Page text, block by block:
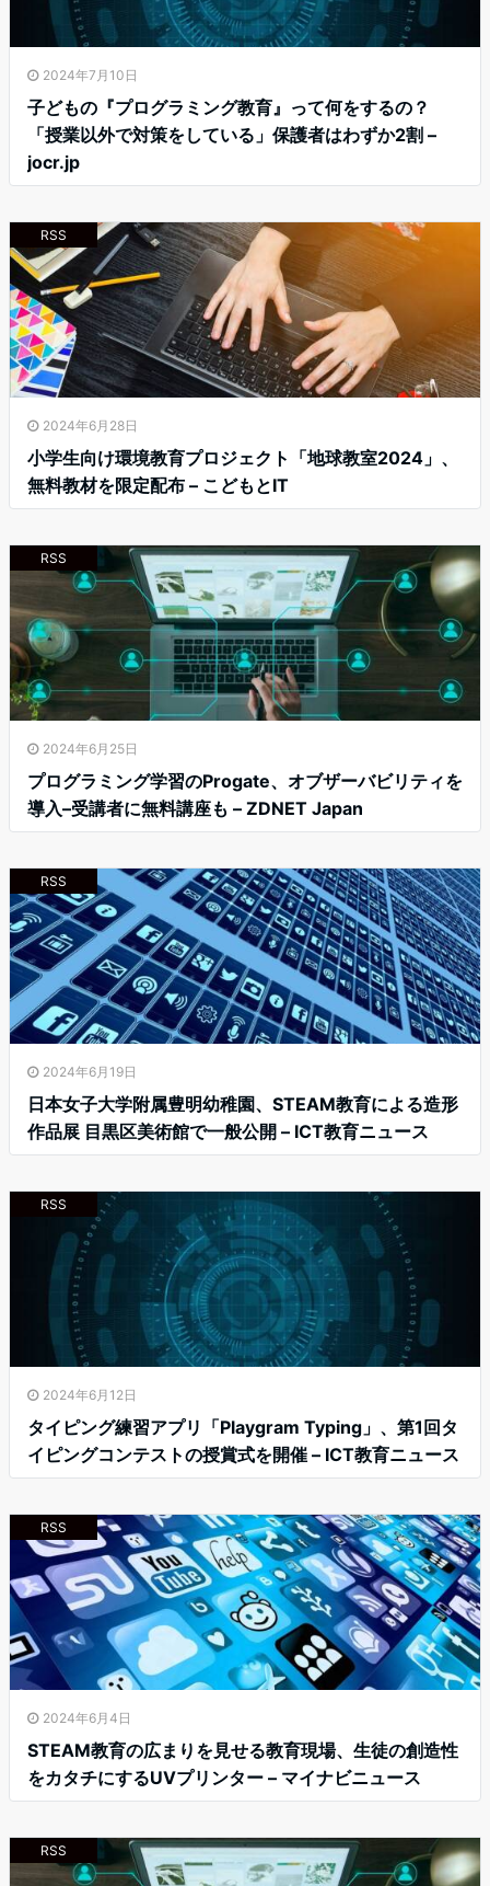
2024年7月10日
子どもの『プログラミング教育』って何をするの？
「授業以外で対策をしている」保護者はわずか2割 –
jocr.jp
RSS
2024年6月28日
小学生向け環境教育プロジェクト「地球教室2024」、
無料教材を限定配布 – こどもとIT
RSS
2024年6月25日
プログラミング学習のProgate、オブザーバビリティを
導入–受講者に無料講座も – ZDNET Japan
RSS
2024年6月19日
日本女子大学附属豊明幼稚園、STEAM教育による造形
作品展 目黒区美術館で一般公開 – ICT教育ニュース
RSS
2024年6月12日
タイピング練習アプリ「Playgram Typing」、第1回タ
イピングコンテストの授賞式を開催 – ICT教育ニュース
RSS
2024年6月4日
STEAM教育の広まりを見せる教育現場、生徒の創造性
をカタチにするUVプリンター – マイナビニュース
RSS